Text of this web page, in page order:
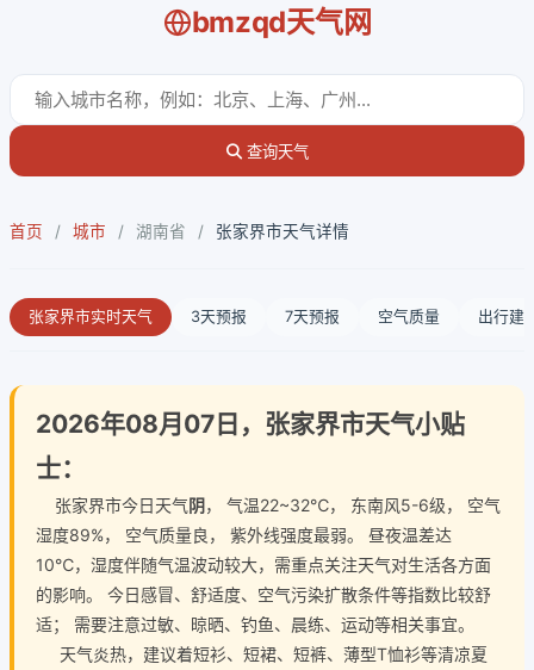
bmzqd天气网
查询天气
首页 / 城市 / 湖南省 / 张家界市天气详情
张家界市实时天气 3天预报 7天预报 空气质量 出行建
2026年08月07日，张家界市天气小贴
士：
张家界市今日天气阴， 气温22~32℃， 东南风5-6级， 空气
湿度89%， 空气质量良， 紫外线强度最弱。 昼夜温差达
10℃，湿度伴随气温波动较大，需重点关注天气对生活各方面
的影响。 今日感冒、舒适度、空气污染扩散条件等指数比较舒
适； 需要注意过敏、晾晒、钓鱼、晨练、运动等相关事宜。
天气炎热，建议着短衫、短裙、短裤、薄型T恤衫等清凉夏